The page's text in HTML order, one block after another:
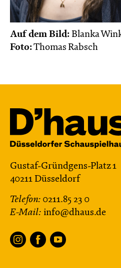
Auf dem Bild: Blanka
Foto:Thomas Rabsch
Gustaf-Gründgens-Platz 1
40211 Düsseldorf
Telefon: 0211.85 23 0
E-Mail: info@dhaus.de